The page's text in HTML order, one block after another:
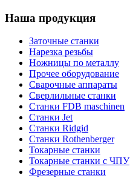
Наша продукция
Заточные станки
Нарезка резьбы
Ножницы по металлу
Прочее оборудование
Сварочные аппараты
Сверлильные станки
Станки FDB maschinen
Станки Jet
Станки Ridgid
Станки Rothenberger
Токарные станки
Токарные станки с ЧПУ
Фрезерные станки